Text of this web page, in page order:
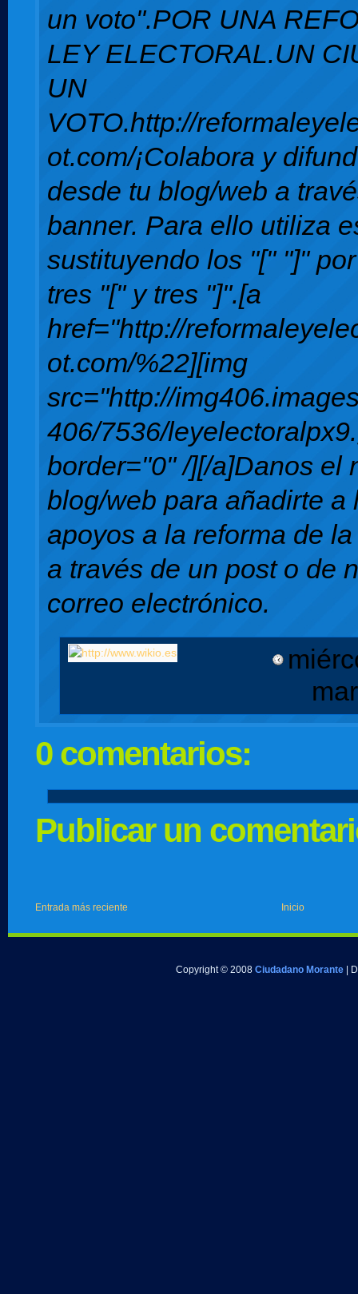
un voto".POR UNA
LEY ELECTORAL.UN
UN
VOTO.http://
ot.com/¡Colabora y
desde tu blog/web a
banner. Para ello utiliza
sustituyendo los "[" "]"
tres "[" y tres "]".[a
href="http://
ot.com/%22][img
src="http://
406/7536/
border="0" /][/a]Danos el
blog/web para añadirte a
apoyos a la reforma de
a través de un post o de
correo electrónico.
0 comentarios:
Publicar un
Entrada más reciente Inicio
Copyright © 2008 Ciudadano Morante |